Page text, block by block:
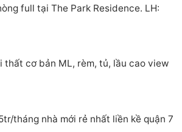
full tại The Park Residence. LH:
thất cơ bản ML, rèm, tủ, lầu cao view
tháng nhà mới rẻ nhất liền kề quận 7